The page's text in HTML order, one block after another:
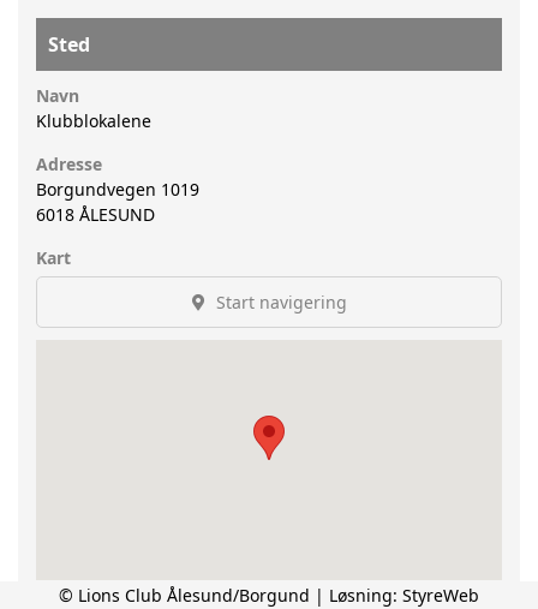
Sted
Navn
Klubblokalene
Adresse
Borgundvegen 1019
6018 ÅLESUND
Kart
Start navigering
© Lions Club Ålesund/Borgund | Løsning: StyreWeb